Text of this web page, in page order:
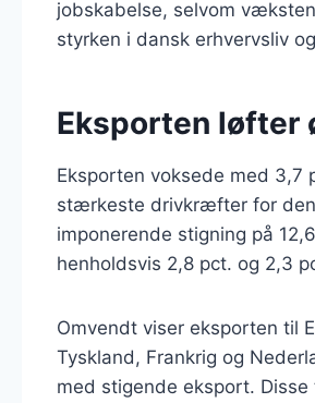
jobskabelse, selvom
styrken i dansk erhvervsliv
Eksporten løfter
Eksporten voksede med 3,7
stærkeste drivkræfter for
imponerende stigning på
henholdsvis 2,8 pct. og 2,3
Omvendt viser eksporten til
Tyskland, Frankrig og
med stigende eksport.